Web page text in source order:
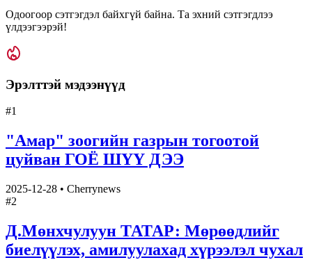
Одоогоор сэтгэгдэл байхгүй байна. Та эхний сэтгэгдлээ
үлдээгээрэй!
Эрэлттэй мэдээнүүд
#1
"Амар" зоогийн газрын тогоотой
цуйван ГОЁ ШҮҮ ДЭЭ
2025-12-28 • Cherrynews
#2
Д.Мөнхчулуун ТАТАР: Мөрөөдлийг
биелүүлэх, амилуулахад хүрээлэл чухал